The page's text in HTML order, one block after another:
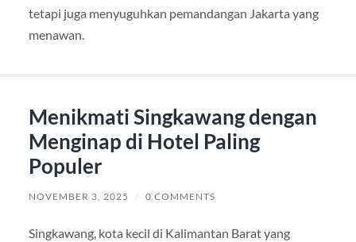
tetapi juga menyuguhkan pemandangan Jakarta yang
menawan.
Menikmati Singkawang dengan
Menginap di Hotel Paling
Populer
NOVEMBER 3, 2025 / 0 COMMENTS
Singkawang, kota kecil di Kalimantan Barat yang